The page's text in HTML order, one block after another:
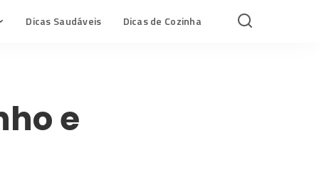
Dicas Saudáveis Dicas de Cozinha
e